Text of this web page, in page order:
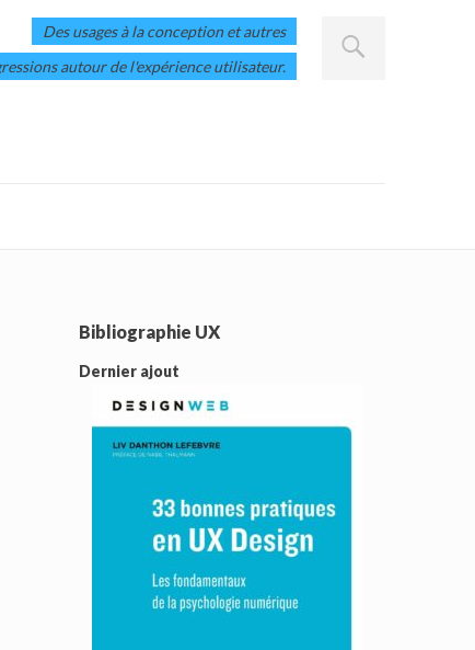
Des usages à la conception et autres
autour de l'expérience utilisateur.
Bibliographie UX
Dernier ajout